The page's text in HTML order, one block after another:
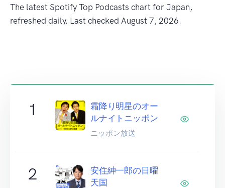
The latest Spotify Top Podcasts chart for Japan,
refreshed daily. Last checked August 7, 2026.
1
霜降り明星のオー
ルナイトニッポン
ニッポン放送
2
安住紳一郎の日曜
天国